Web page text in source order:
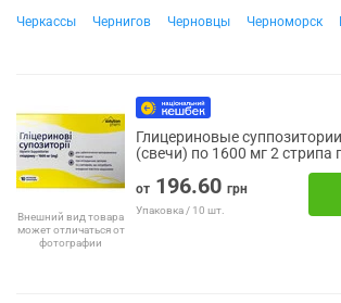
Черкассы
Чернигов Черновцы Черноморск
Внешний вид товара
может отличаться от
фотографии
Глицериновые
(свечи) по 1600 мг 2 стрипа
от 196.60 грн
Упаковка / 10 шт.